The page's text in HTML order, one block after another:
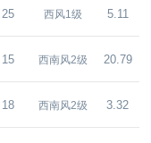
25 西风1级 5.11
15 西南风2级 20.79
18 西南风2级 3.32